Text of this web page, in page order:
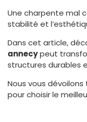
Une charpente mal
stabilité et
Dans cet article,
annecypeut
structures durables
Nous vous
pour choisir le